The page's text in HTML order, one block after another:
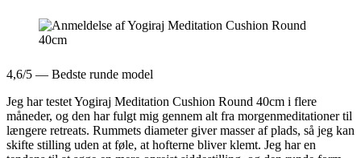
4,6/5 — Bedste runde model
Jeg har testet Yogiraj Meditation Cushion Round 40cm i flere
måneder, og den har fulgt mig gennem alt fra morgenmeditationer til
længere retreats. Rummets diameter giver masser af plads, så jeg kan
skifte stilling uden at føle, at hofterne bliver klemt. Jeg har en